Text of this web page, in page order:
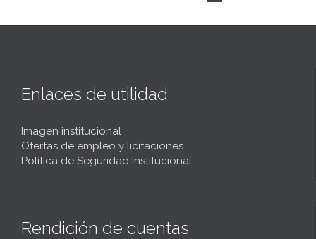
Enlaces de utilidad
Imagen institucional
Ofertas de empleo y licitaciones
Política de Seguridad Institucional
Rendición de cuentas